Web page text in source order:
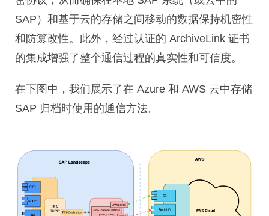
SAP）和基于云的存储之间移动的数据保持机密性
和防篡改性。此外，经过认证的 ArchiveLink 证书
的集成增强了整个通信过程的真实性和可信度。
在下图中，我们展示了在 Azure 和 AWS 云中存储
SAP 归档时使用的通信方法。